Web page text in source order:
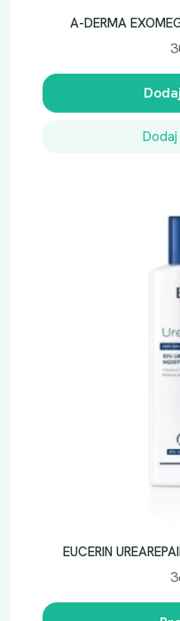
A-DERMA
EUCERIN